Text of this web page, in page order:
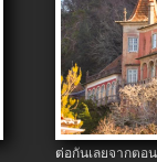
ต่อกันเลยจากต